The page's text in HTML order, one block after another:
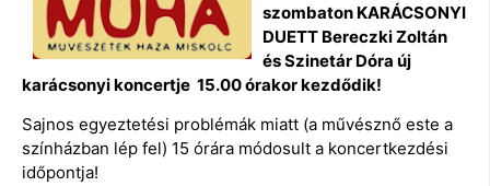
szombaton KARÁCSONYI
DUETT Bereczki Zoltán
és Szinetár Dóra új
karácsonyi koncertje 15.00 órakor kezdődik!
Sajnos egyeztetési problémák miatt (a művésznő este a
színházban lép fel) 15 órára módosult a koncertkezdési
időpontja!